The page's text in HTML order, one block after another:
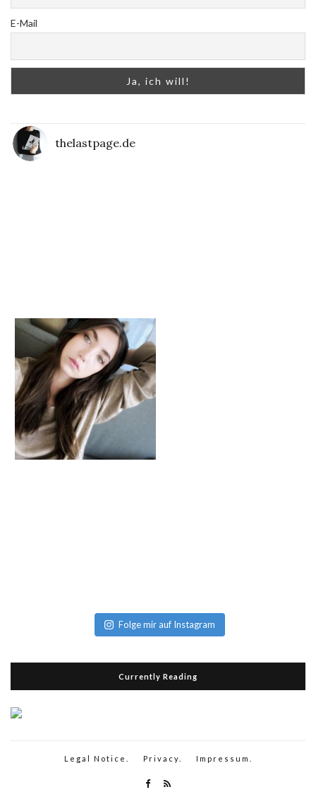
E-Mail
thelastpage.de
Folge mir auf Instagram
Currently Reading
Legal Notice. Privacy. Impressum.